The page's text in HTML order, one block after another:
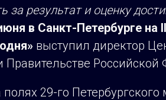
за результат и оценку
в Санкт-Петербурге
выступил директор
Правительстве Российской
29-го